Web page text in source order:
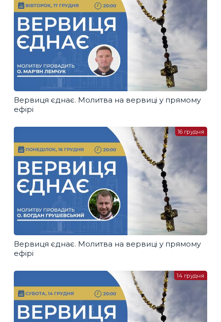
Вервиця єднає. Молитва на вервиці у прямому
ефірі
Вервиця єднає. Молитва на вервиці у прямому
ефірі
16 грудня
14 грудня